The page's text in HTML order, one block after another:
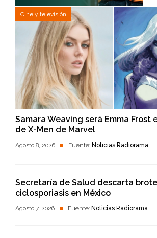
Cine y televisión
Samara Weaving será Emma Frost
de X-Men de Marvel
Agosto 8, 2026 Fuente: Noticias Radiorama
Secretaría de Salud descarta
ciclosporiasis en México
Agosto 7, 2026 Fuente: Noticias Radiorama